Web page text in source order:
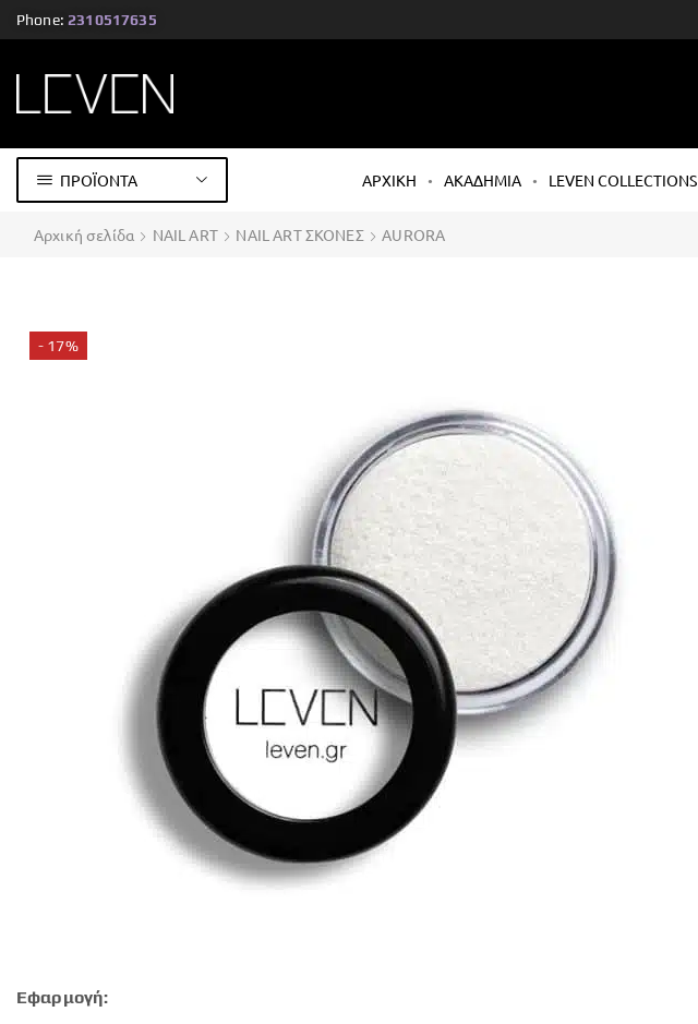
Phone: 2310517635
ΠΡΟΪΟΝΤΑ ΑΡΧΙΚΗ ΑΚΑΔΗΜΙΑ LEVEN COLLECTIONS
Αρχική σελίδα NAIL ART NAIL ART ΣΚΟΝΕΣ AURORA
- 17%
Εφαρμογή: